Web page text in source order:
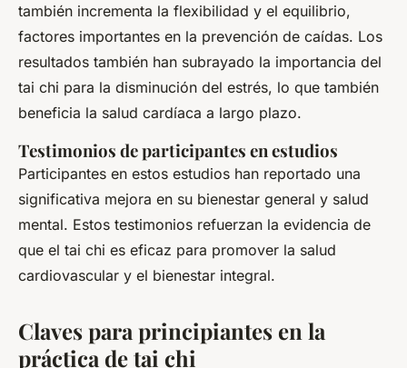
también incrementa la flexibilidad y el equilibrio,
factores importantes en la prevención de caídas. Los
resultados también han subrayado la importancia del
tai chi para la disminución del estrés, lo que también
beneficia la salud cardíaca a largo plazo.
Testimonios de participantes en estudios
Participantes en estos estudios han reportado una
significativa mejora en su bienestar general y salud
mental. Estos testimonios refuerzan la evidencia de
que el tai chi es eficaz para promover la salud
cardiovascular y el bienestar integral.
Claves para principiantes en la
práctica de tai chi